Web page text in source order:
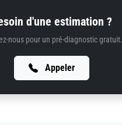
d'une estimation ?
nous pour un pré-diagnostic gratuit.
Appeler